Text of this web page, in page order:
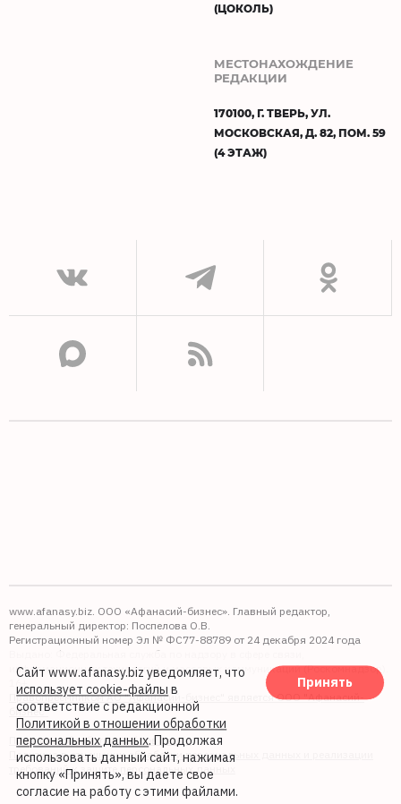
(ЦОКОЛЬ)
МЕСТОНАХОЖДЕНИЕ
РЕДАКЦИИ
170100, Г. ТВЕРЬ, УЛ.
МОСКОВСКАЯ, Д. 82, ПОМ. 59
(4 ЭТАЖ)
www.afanasy.biz. ООО «Афанасий-бизнес». Главный редактор,
генеральный директор: Поспелова О.В.
Регистрационный номер Эл № ФС77-88789 от 24 декабря 2024 года
Выдано: Федеральная служба по надзору в сфере связи,
информационных технологий и массовых коммуникаций (Роскомнадзор).
Правопреемником АО "Афанасий-бизнес" является ООО "Афанасий-
бизнес"
Политика обработки файлов cookie
Политика в отношении обработки персональных данных и реализации
требований к защите персональных данных
Сайт www.afanasy.biz уведомляет, что
использует cookie-файлы в
соответствие с редакционной
Политикой в отношении обработки
персональных данных. Продолжая
использовать данный сайт, нажимая
кнопку «Принять», вы даете свое
согласие на работу с этими файлами.
Принять